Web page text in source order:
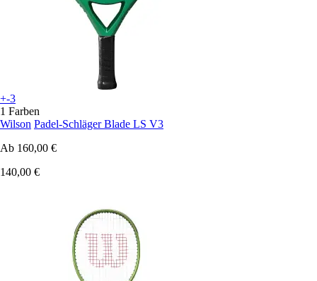
+-3
1 Farben
Wilson Padel-Schläger Blade LS V3
Ab 160,00 €
140,00 €